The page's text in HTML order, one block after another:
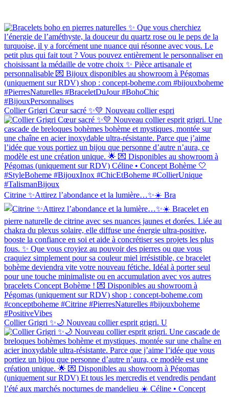
Collier Grigri Cœur sacré ✨💛 Nouveau collier espri
Citrine ✨Attirez l’abondance et la lumière…✨☀️ Bra
Collier Grigri ✨🌙 Nouveau collier esprit grigri. U